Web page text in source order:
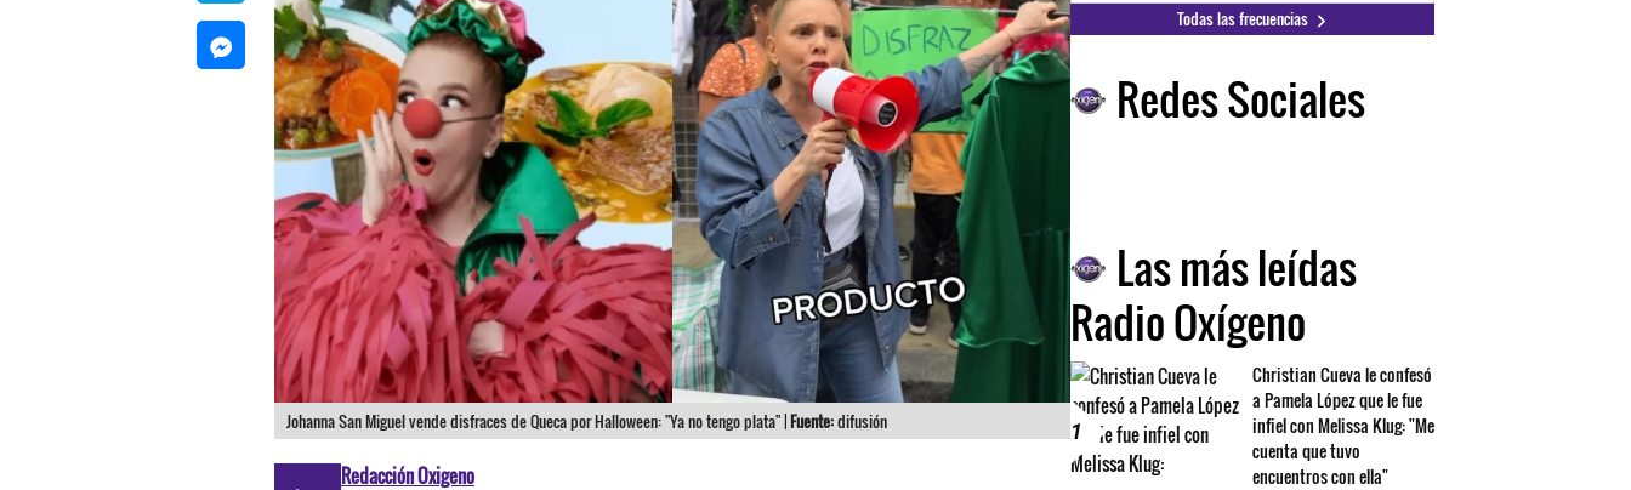
Johanna San Miguel vende disfraces de Queca por Halloween: "Ya no tengo plata" |Fuente:difusión
Redacción Oxigeno
Todas las frecuencias
Redes Sociales
Las más leídas
Radio Oxígeno
1
Christian Cueva le confesó
a Pamela López que le fue
infiel con Melissa Klug: "Me
cuenta que tuvo
encuentros con ella"